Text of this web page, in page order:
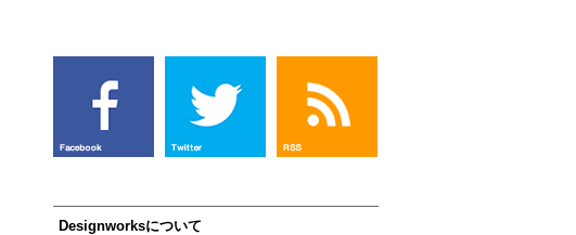
Designworksについて